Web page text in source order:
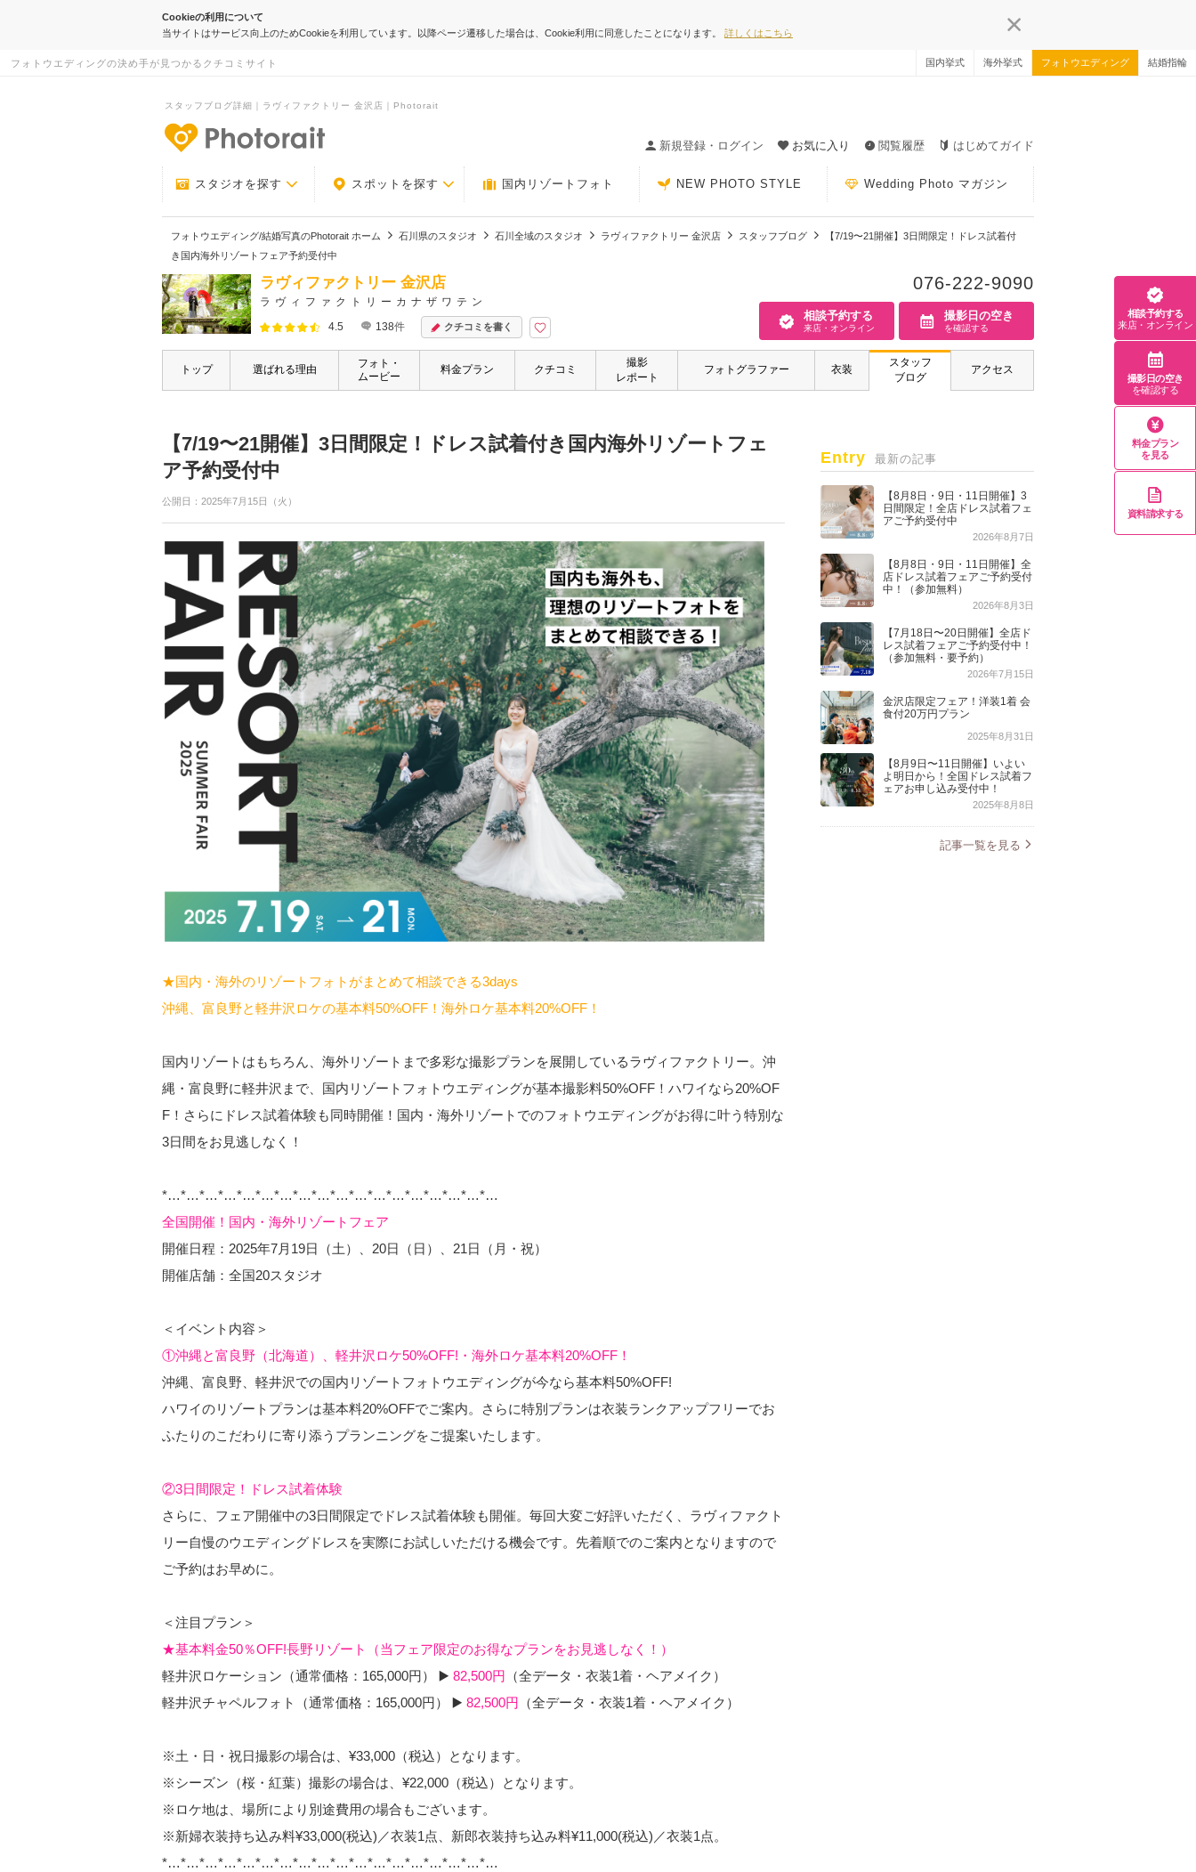
Cookieの利用について
当サイトはサービス向上のためCookieを利用しています。以降ページ遷移した場合は、Cookie利用に同意したことになります。 詳しくはこちら
フォトウエディングの決め手が見つかるクチコミサイト 国内挙式 海外挙式 フォトウエディング 結婚指輪
スタッフブログ詳細｜ラヴィファクトリー 金沢店｜Photorait
新規登録・ログイン
お気に入り 閲覧履歴 はじめてガイド
スタジオを探す スポットを探す 国内リゾートフォト NEW PHOTO STYLE Wedding Photo マガジン
フォトウエディング/結婚写真のPhotorait ホーム 石川県のスタジオ 石川全域のスタジオ ラヴィファクトリー 金沢店 スタッフブログ
【7/19〜21開催】3日間限定！ドレス試着付
き国内海外リゾートフェア予約受付中
ラヴィファクトリー 金沢店
ラヴィファクトリーカナザワテン
4.5
138件 クチコミを書く
076-222-9090
相談予約する
来店・オンライン
撮影日の空き
を確認する
トップ 選ばれる理由
フォト・
ムービー
料金プラン クチコミ
撮影
レポート
フォトグラファー 衣装
スタッフ
ブログ
アクセス
【7/19〜21開催】3日間限定！ドレス試着付き国内海外リゾートフェ
ア予約受付中
公開日：2025年7月15日（火）
★国内・海外のリゾートフォトがまとめて相談できる3days
沖縄、富良野と軽井沢ロケの基本料50%OFF！海外ロケ基本料20%OFF！
国内リゾートはもちろん、海外リゾートまで多彩な撮影プランを展開しているラヴィファクトリー。沖
縄・富良野に軽井沢まで、国内リゾートフォトウエディングが基本撮影料50%OFF！ハワイなら20%OF
F！さらにドレス試着体験も同時開催！国内・海外リゾートでのフォトウエディングがお得に叶う特別な
3日間をお見逃しなく！
*…*…*…*…*…*…*…*…*…*…*…*…*…*…*…*…*…*…
全国開催！国内・海外リゾートフェア
開催日程：2025年7月19日（土）、20日（日）、21日（月・祝）
開催店舗：全国20スタジオ
＜イベント内容＞
①沖縄と富良野（北海道）、軽井沢ロケ50%OFF!・海外ロケ基本料20%OFF！
沖縄、富良野、軽井沢での国内リゾートフォトウエディングが今なら基本料50%OFF!
ハワイのリゾートプランは基本料20%OFFでご案内。さらに特別プランは衣装ランクアップフリーでお
ふたりのこだわりに寄り添うプランニングをご提案いたします。
②3日間限定！ドレス試着体験
さらに、フェア開催中の3日間限定でドレス試着体験も開催。毎回大変ご好評いただく、ラヴィファクト
リー自慢のウエディングドレスを実際にお試しいただける機会です。先着順でのご案内となりますので
ご予約はお早めに。
＜注目プラン＞
★基本料金50％OFF!長野リゾート（当フェア限定のお得なプランをお見逃しなく！）
軽井沢ロケーション（通常価格：165,000円） ▶️ 82,500円 （全データ・衣装1着・ヘアメイク）
軽井沢チャペルフォト（通常価格：165,000円） ▶️ 82,500円 （全データ・衣装1着・ヘアメイク）
※土・日・祝日撮影の場合は、¥33,000（税込）となります。
※シーズン（桜・紅葉）撮影の場合は、¥22,000（税込）となります。
※ロケ地は、場所により別途費用の場合もございます。
※新婦衣装持ち込み料¥33,000(税込)／衣装1点、新郎衣装持ち込み料¥11,000(税込)／衣装1点。
*…*…*…*…*…*…*…*…*…*…*…*…*…*…*…*…*…*…
Entry 最新の記事
【8月8日・9日・11日開催】3
日間限定！全店ドレス試着フェ
アご予約受付中
2026年8月7日
【8月8日・9日・11日開催】全
店ドレス試着フェアご予約受付
中！（参加無料）
2026年8月3日
【7月18日〜20日開催】全店ド
レス試着フェアご予約受付中！
（参加無料・要予約）
2026年7月15日
金沢店限定フェア！洋装1着 会
食付20万円プラン
2025年8月31日
【8月9日〜11日開催】いよい
よ明日から！全国ドレス試着フ
ェアお申し込み受付中！
2025年8月8日
記事一覧を見る
相談予約する
来店・オンライン
撮影日の空き
を確認する
料金プラン
を見る
資料請求する